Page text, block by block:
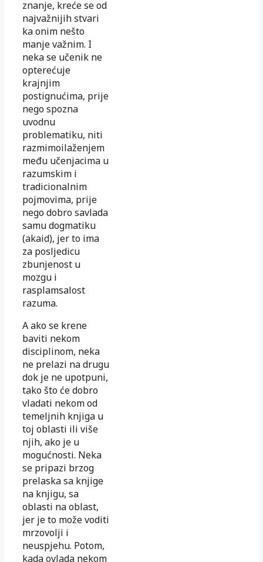
znanje, kreće se od
najvažnijih stvari
ka onim nešto
manje važnim. I
neka se učenik ne
opterećuje
krajnjim
postignućima, prije
nego spozna
uvodnu
problematiku, niti
razmimoilaženjem
među učenjacima u
razumskim i
tradicionalnim
pojmovima, prije
nego dobro savlada
samu dogmatiku
(akaid), jer to ima
za posljedicu
zbunjenost u
mozgu i
rasplamsalost
razuma.
A ako se krene
baviti nekom
disciplinom, neka
ne prelazi na drugu
dok je ne upotpuni,
tako što će dobro
vladati nekom od
temeljnih knjiga u
toj oblasti ili više
njih, ako je u
mogućnosti. Neka
se pripazi brzog
prelaska sa knjige
na knjigu, sa
oblasti na oblast,
jer je to može voditi
mrzovolji i
neuspjehu. Potom,
kada ovlada nekom